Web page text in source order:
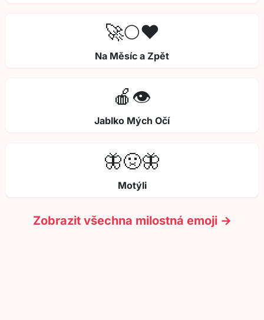
🚀🌕❤️
Na Měsíc a Zpět
🍎👁️
Jablko Mých Očí
🦋🤢🦋
Motýli
Zobrazit všechna milostná emoji →